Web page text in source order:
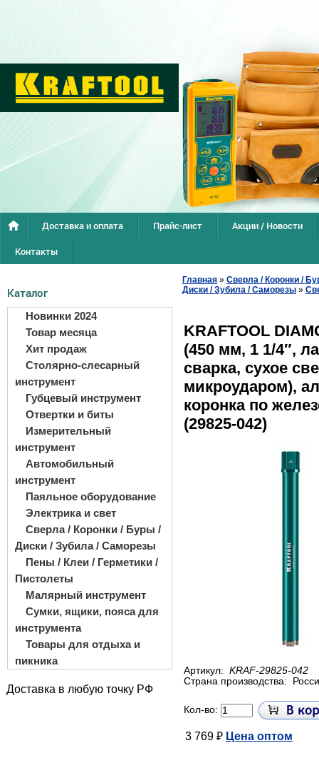
Доставка и оплата Прайс-лист
Акции / Новости
Контакты
Каталог
Новинки 2024
Товар месяца
Хит продаж
Столярно-слесарный
инструмент
Губцевый инструмент
Отвертки и биты
Измерительный
инструмент
Автомобильный
инструмент
Паяльное оборудование
Электрика и свет
Сверла / Коронки / Буры /
Диски / Зубила / Саморезы
Пены / Клеи / Герметики /
Пистолеты
Малярный инструмент
Сумки, ящики, пояса для
инструмента
Товары для отдыха и
пикника
Доставка в любую точку РФ
Главная » Сверла / Коронки /
Диски / Зубила / Саморезы »
KRAFTOOL
(450 мм, 1 1/4″,
сварка, сухое
микроударом),
коронка по
(29825-042)
Артикул: KRAF-29825-042
Страна производства:
Кол-во:
3 769 ₽ Цена оптом